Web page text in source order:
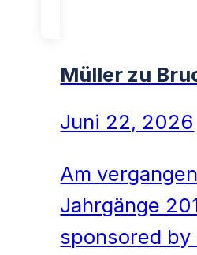
Müller zu
Juni 22, 2026
Am
Jahrgänge
sponsored by